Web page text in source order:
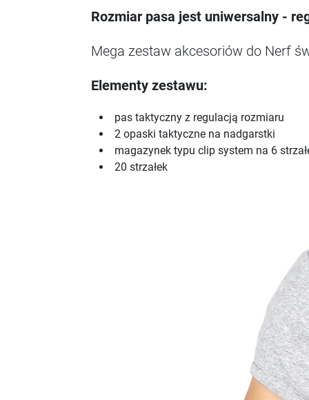
Rozmiar pasa jest uniwersalny -
Mega zestaw akcesoriów do Nerf
Elementy zestawu:
pas taktyczny z regulacją rozmiaru
2 opaski taktyczne na nadgarstki
magazynek typu clip system na 6
20 strzałek